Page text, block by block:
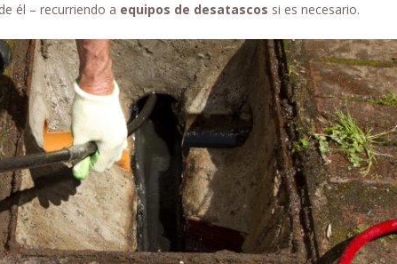
él – recurriendo a equipos de desatascos si es necesario.